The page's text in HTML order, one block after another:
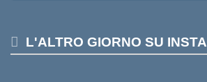
L'ALTRO GIORNO SU INSTA